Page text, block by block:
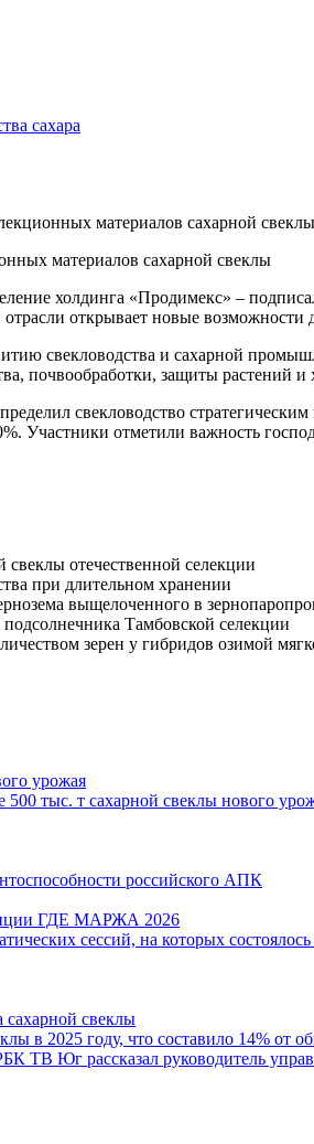
сахара
материалов сахарной свеклы
материалов сахарной свеклы
холдинга «Продимекс» –
открывает новые
свекловодства и сахарной
почвообработки, защиты растений и
свекловодство
Участники отметили важность
свеклы отечественной селекции
при длительном хранении
выщелоченного в
Тамбовской селекции
зерен у гибридов озимой
урожая
тыс. т сахарной свеклы нового
российского АПК
ГДЕ МАРЖА 2026
сессий, на которых
сахарной свеклы
в 2025 году, что составило 14%
ТВ Юг рассказал руководитель